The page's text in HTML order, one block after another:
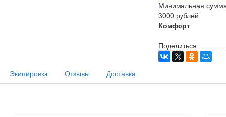
Минимальная сумма
3000 рублей
Комфорт
Поделиться
Экипировка Отзывы Доставка